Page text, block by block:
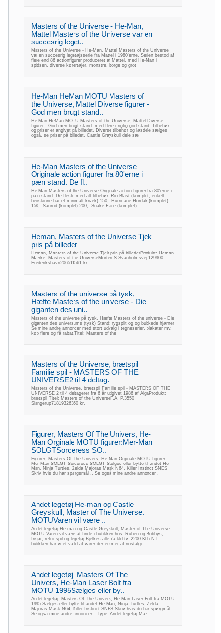
Masters of the Universe - He-Man,
Mattel Masters of the Universe var en
succesrig leget..
Masters of the Universe - He-Man, Mattel Masters of the Universe
var en succesrig legetøjsserie fra Mattel i 1980'erne. Serien bestod af
flere end 86 actionfigurer produceret af Mattel, med He-Man i
spidsen, diverse kørertøjer, monstre, borge og grot
He-Man HeMan MOTU Masters of
the Universe, Mattel Diverse figurer -
God men brugt stand..
He-Man HeMan MOTU Masters of the Universe, Mattel Diverse
figurer - God men brugt stand, med flere i rigtig god stand. Tilbehør
og priser er angivet på billedet. Diverse tilbehør og løsdele sælges
også, se priser på billedet. Castle Grayskull dele sæ
He-Man Masters of the Universe
Originale action figurer fra 80'erne i
pæn stand. De fl..
He-Man Masters of the Universe Originale action figurer fra 80'erne i
pæn stand. De fleste med alt tilbehør: Rio Blast (komplet, enkelt
benskinne har et minimalt knæk) 150,- Hurricane Hordak (komplet)
150,- Saurod (komplet) 200,- Snake Face (komplet)
Heman, Masters of the Universe Tjek
pris på billeder
Heman, Masters of the Universe Tjek pris på billederProdukt: Heman
Mærke: Masters of the UniverseMorten S.Svanholmsvej 129900
Frederikshavn206511561 kr.
Masters of the universe på tysk,
Hæfte Masters of the universe - Die
giganten des uni..
Masters of the universe på tysk, Hæfte Masters of the universe - Die
giganten des universums (tysk) Stand: rygsplit og og bukkede hjørner
Se mine andre annoncer med stort udvalg i tegneserier, plakater mv.
køb flere og få rabat.Titel: Masters of the
Masters of the Universe, brætspil
Familie spil - MASTERS OF THE
UNIVERSE2 til 4 deltag..
Masters of the Universe, brætspil Familie spil - MASTERS OF THE
UNIVERSE 2 til 4 deltagerer fra 6 år udgivet 1986 af AlgaProdukt:
brætspil Titel: Masters of the UniverseF.A. P.3550
Slangerup71819326350 kr.
Figurer, Masters Of The Univers, He-
Man Orginale MOTU figurer:Mer-Man
SOLGTSorceress SO..
Figurer, Masters Of The Univers, He-Man Orginale MOTU figurer:
Mer-Man SOLGT Sorceress SOLGT Sælges eller bytte til andet He-
Man, Ninja Turtles, Zelda Majoras Mask N64, Killer Instinct SNES
Skriv hvis du har spørgsmål .. Se også mine andre annoncer .
Andet legetøj He-man og Castle
Greyskull, Master of The Universe.
MOTUVaren vil være ..
Andet legetøj He-man og Castle Greyskull, Master of The Universe.
MOTU Varen vil være at finde i butikken hos. Ruben og Bobbys,
frisør, retro spil og legetøj Bjelkes alle 7a kld tv. 2200 Kbh N I
butikken har vi et væld af varer der emmer af nostalgi
Andet legetøj, Masters Of The
Univers, He-Man Laser Bolt fra
MOTU 1995Sælges eller by..
Andet legetøj, Masters Of The Univers, He-Man Laser Bolt fra MOTU
1995 Sælges eller bytte til andet He-Man, Ninja Turtles, Zelda
Majoras Mask N64, Killer Instinct SNES Skriv hvis du har spørgmål ..
Se også mine andre annoncer ..Type: Andet legetøj Mæ